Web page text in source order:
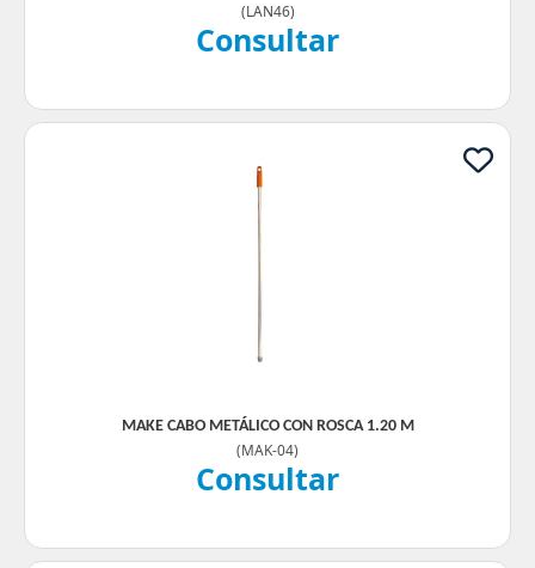
(LAN46)
Consultar
MAKE CABO METÁLICO CON ROSCA 1.20 M
(MAK-04)
Consultar